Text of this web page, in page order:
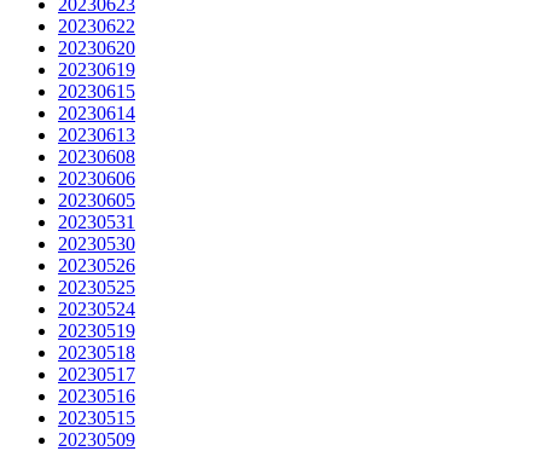
20230622
20230620
20230619
20230615
20230614
20230613
20230608
20230606
20230605
20230531
20230530
20230526
20230525
20230524
20230519
20230518
20230517
20230516
20230515
20230509